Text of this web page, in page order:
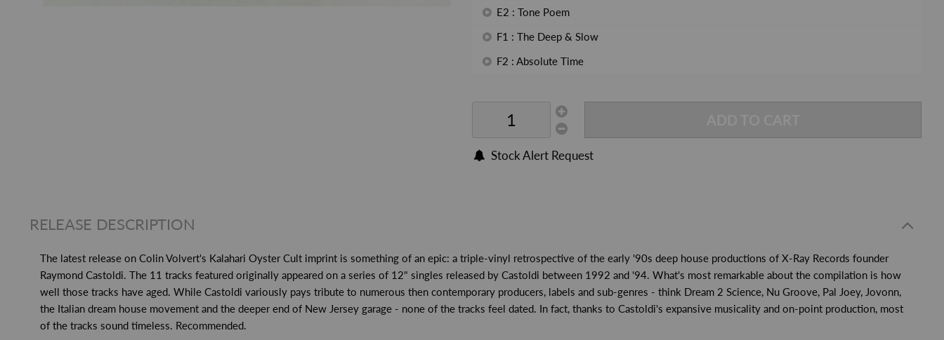
E2 : Tone Poem
F1 : The Deep & Slow
F2 : Absolute Time
Stock Alert Request
RELEASE DESCRIPTION
The latest release on Colin Volvert's Kalahari Oyster Cult imprint is something of an epic: a triple-vinyl retrospective of the early '90s deep house productions of X-Ray Records founder
Raymond Castoldi. The 11 tracks featured originally appeared on a series of 12" singles released by Castoldi between 1992 and '94. What's most remarkable about the compilation is how
well those tracks have aged. While Castoldi variously pays tribute to numerous then contemporary producers, labels and sub-genres - think Dream 2 Science, Nu Groove, Pal Joey, Jovonn,
the Italian dream house movement and the deeper end of New Jersey garage - none of the tracks feel dated. In fact, thanks to Castoldi's expansive musicality and on-point production, most
of the tracks sound timeless. Recommended.